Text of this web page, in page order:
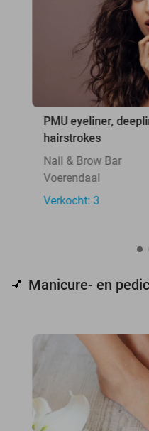
PMU eyeliner,
hairstrokes
Nail & Brow Bar
Voerendaal
Verkocht: 3
💅 Manicure- en